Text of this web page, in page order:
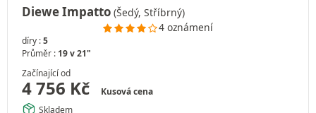
Diewe Impatto (Šedý, Stříbrný)
4 oznámení
díry :5
Průměr : 19 v 21"
Začínající od
4 756 Kč
Kusová cena
Skladem